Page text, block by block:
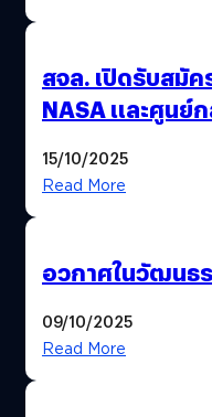
สจล. เปิดรับสมัค
NASA และศูนย์
15/10/2025
Read More
อวกาศในวัฒนธ
09/10/2025
Read More